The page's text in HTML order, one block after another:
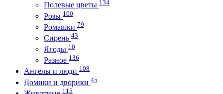
Полевые цветы 134
Розы 100
Ромашки 79
Сирень 43
Ягоды 10
Разное 136
Ангелы и люди 108
Домики и дворики 45
115